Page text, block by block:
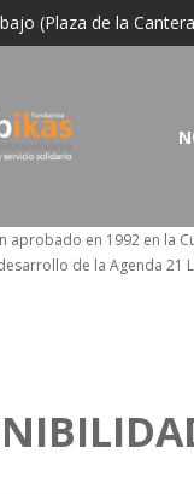
(Plaza de la
aprobado en 1992 en
de la Agenda 21